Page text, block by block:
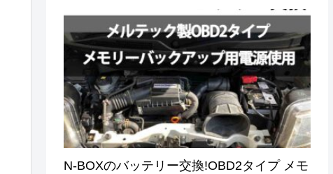
N-BOXのバッテリー交換!OBD2タイプ メモ